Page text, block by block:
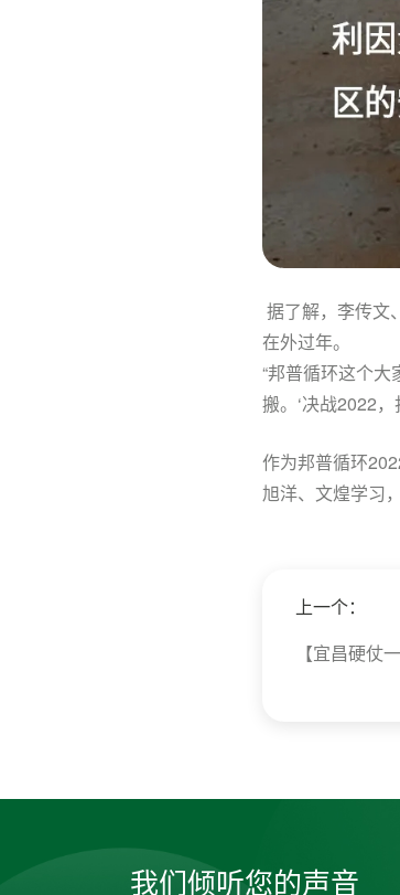
据了解，李传文
在外过年。
“邦普循环这个
搬。‘决战2022
作为邦普循环
旭洋、文煌学习
上一个：
【宜昌硬仗
我们倾听您的声音